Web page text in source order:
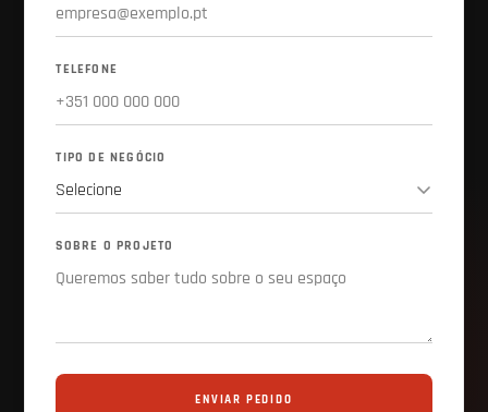
TELEFONE
TIPO DE NEGÓCIO
SOBRE O PROJETO
ENVIAR PEDIDO